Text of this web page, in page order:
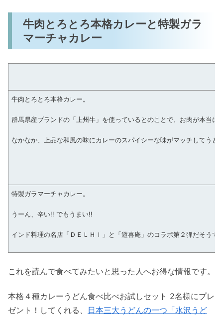
牛肉とろとろ本格カレーと特製ガラ
マーチャカレー
牛肉とろとろ本格カレー。
群馬県産ブランドの「上州牛」を使っているとのことで、お肉が本当に
なかなか、上品な和風の味にカレーのスパイシーな味がマッチしてうど
特製ガラマーチャカレー。
うーん、辛い!! でもうまい!!
インド料理の名店「ＤＥＬＨＩ」と「遊喜庵」のコラボ第２弾だそうで
これを読んで食べてみたいと思った人へお得な情報です。
本格４種カレーうどん食べ比べお試しセット 2名様にプレ
ゼント！してくれる、 日本三大うどんの一つ「水沢うど